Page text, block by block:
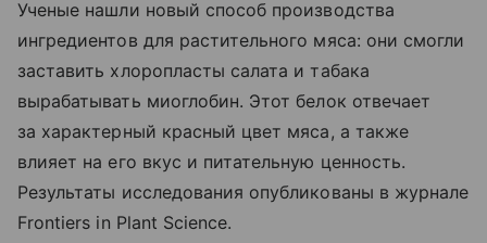
Ученые нашли новый способ производства
ингредиентов для растительного мяса: они смогли
заставить хлоропласты салата и табака
вырабатывать миоглобин. Этот белок отвечает
за характерный красный цвет мяса, а также
влияет на его вкус и питательную ценность.
Результаты исследования опубликованы в журнале
Frontiers in Plant Science.